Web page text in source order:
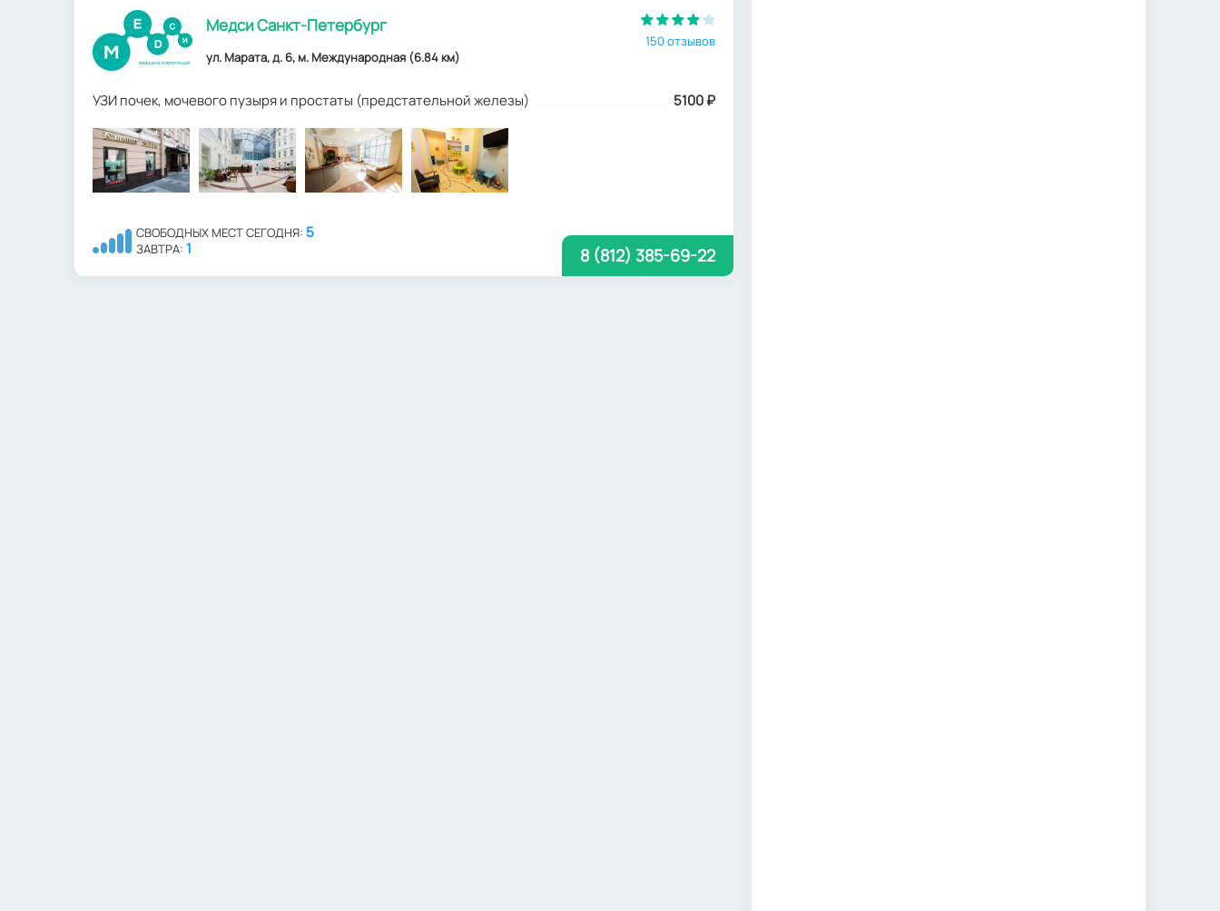
Медси Санкт-Петербург
ул. Марата, д. 6, м. Международная (6.84 км)
150 отзывов
УЗИ почек, мочевого пузыря и простаты (предстательной железы) 5100₽
СВОБОДНЫХ МЕСТ СЕГОДНЯ: 5
ЗАВТРА: 1 8 (812) 385-69-22